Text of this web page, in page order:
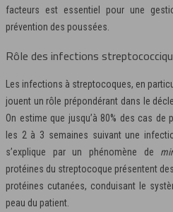
facteurs est essentiel pour une
prévention des poussées.
Rôle des infections
Les infections à streptocoques, en
jouent un rôle prépondérant dans le
On estime que jusqu’à 80% des cas
les 2 à 3 semaines suivant une
s’explique par un phénomène de
protéines du streptocoque présentent
protéines cutanées, conduisant le
peau du patient.